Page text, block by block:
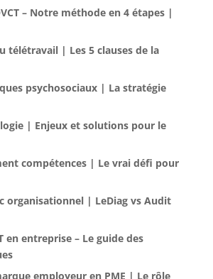
– Notre méthode en 4 étapes |
télétravail | Les 5 clauses de la
psychosociaux | La stratégie
| Enjeux et solutions pour le
compétences | Le vrai défi pour
organisationnel | LeDiag vs Audit
en entreprise – Le guide des
employeur en PME | Le rôle